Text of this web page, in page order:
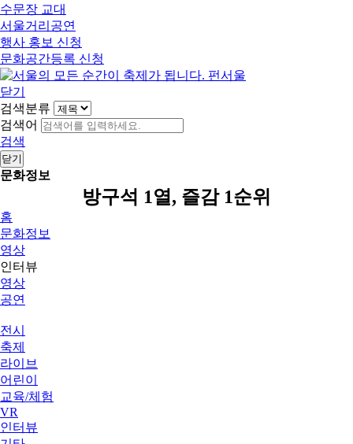
수문장 교대
서울거리공연
행사 홍보 신청
문화공간등록 신청
닫기
검색분류
검색어
검색
닫기
문화정보
방구석 1열, 즐감 1순위
홈
문화정보
영상
인터뷰
영상
공연
전시
축제
라이브
어린이
교육/체험
VR
인터뷰